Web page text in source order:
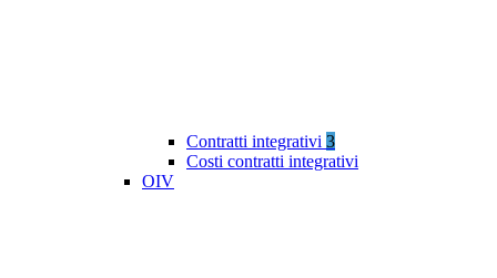
Contratti integrativi 3
Costi contratti integrativi
OIV